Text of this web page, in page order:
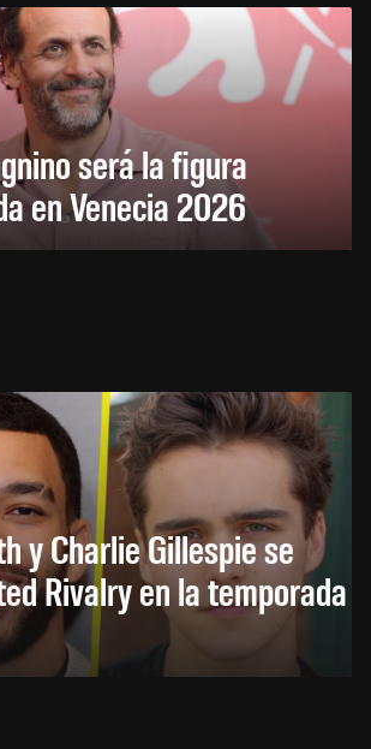
será la figura
en Venecia 2026
y Charlie Gillespie se
Rivalry en la temporada